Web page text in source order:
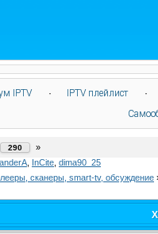
IPTV · IPTV плейлист
·
290
»
InCite dima90_25
сканеры, smart-tv, обсуждение